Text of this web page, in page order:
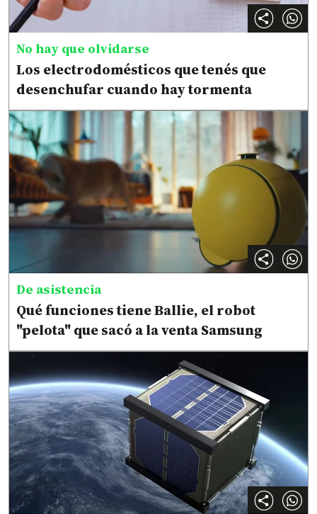
No hay que olvidarse
Los electrodomésticos que tenés que
desenchufar cuando hay tormenta
De asistencia
Qué funciones tiene Ballie, el robot
"pelota" que sacó a la venta Samsung